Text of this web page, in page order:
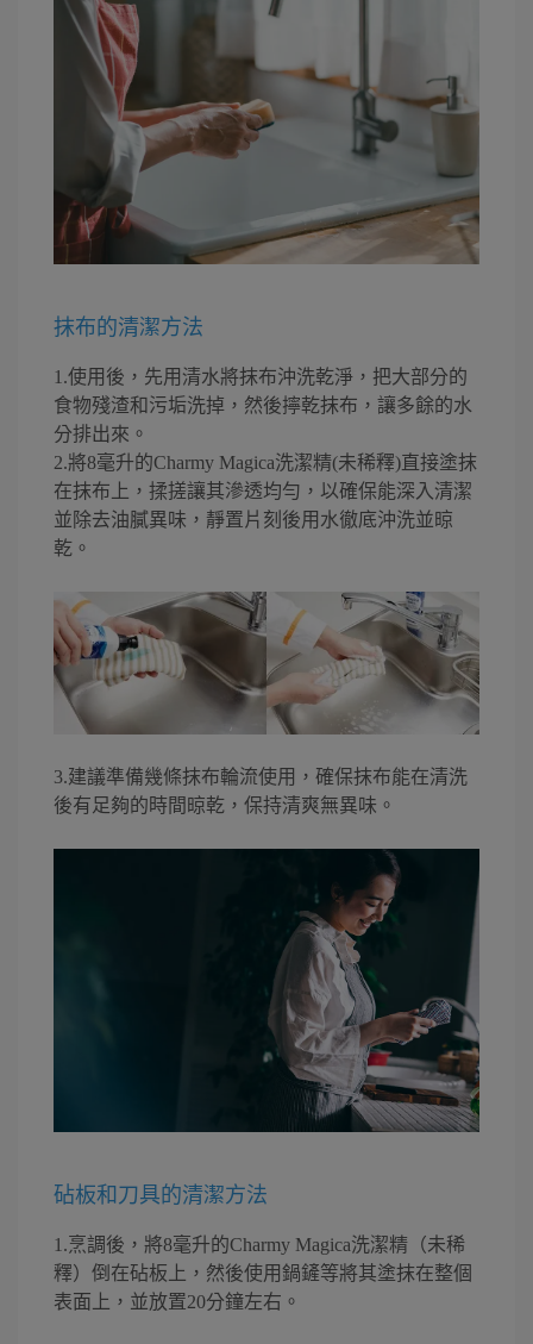
抹布的清潔方法
1.使用後，先用清水將抹布沖洗乾淨，把大部分的
食物殘渣和污垢洗掉，然後擰乾抹布，讓多餘的水
分排出來。
2.將8毫升的Charmy Magica洗潔精(未稀釋)直接塗抹
在抹布上，揉搓讓其滲透均勻，以確保能深入清潔
並除去油膩異味，靜置片刻後用水徹底沖洗並晾
乾。
3.建議準備幾條抹布輪流使用，確保抹布能在清洗
後有足夠的時間晾乾，保持清爽無異味。
砧板和刀具的清潔方法
1.烹調後，將8毫升的Charmy Magica洗潔精（未稀
釋）倒在砧板上，然後使用鍋鏟等將其塗抹在整個
表面上，並放置20分鐘左右。